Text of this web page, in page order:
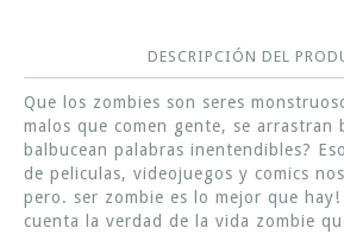
DESCRIPCIÓN DEL
Que los zombies son seres
malos que comen gente, se arrastran
balbucean palabras inentendibles?
de peliculas, videojuegos y comics
pero. ser zombie es lo mejor que
cuenta la verdad de la vida zombie